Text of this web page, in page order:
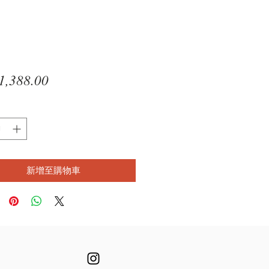
價
新增至購物車